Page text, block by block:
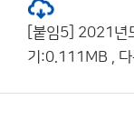
[붙임5] 2021년
기:0.111MB ,